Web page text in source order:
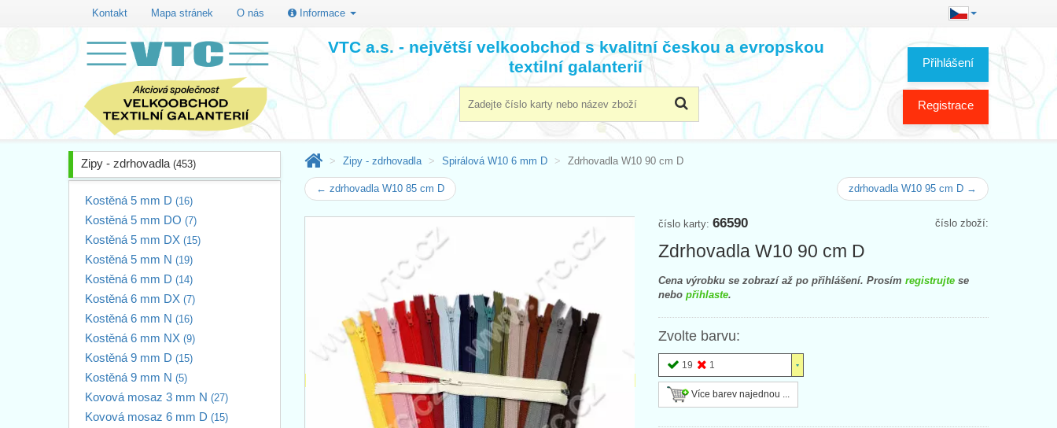
Kontakt Mapa stránek O nás Informace
Přihlášení
Registrace
VTC a.s. - největší velkoobchod s kvalitní českou a evropskou
textilní galanterií
Zipy - zdrhovadla (453)
Kostěná 5 mm D (16)
Kostěná 5 mm DO (7)
Kostěná 5 mm DX (15)
Kostěná 5 mm N (19)
Kostěná 6 mm D (14)
Kostěná 6 mm DX (7)
Kostěná 6 mm N (16)
Kostěná 6 mm NX (9)
Kostěná 9 mm D (15)
Kostěná 9 mm N (5)
Kovová mosaz 3 mm N (27)
Kovová mosaz 6 mm D (15)
Zipy - zdrhovadla Spirálová W10 6 mm D Zdrhovadla W10 90 cm D
← zdrhovadla W10 85 cm D zdrhovadla W10 95 cm D →
číslo zboží:
číslo karty: 66590
Zdrhovadla W10 90 cm D
Cena výrobku se zobrazí až po přihlášení. Prosím registrujte se
nebo přihlaste.
Zvolte barvu:
19 1
Více barev najednou ...